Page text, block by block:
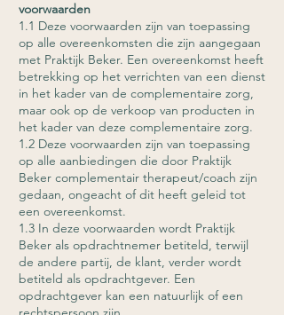
voorwaarden
1.1 Deze voorwaarden zijn van toepassing
op alle overeenkomsten die zijn aangegaan
met Praktijk Beker. Een overeenkomst heeft
betrekking op het verrichten van een dienst
in het kader van de complementaire zorg,
maar ook op de verkoop van producten in
het kader van deze complementaire zorg.
1.2 Deze voorwaarden zijn van toepassing
op alle aanbiedingen die door Praktijk
Beker complementair therapeut/coach zijn
gedaan, ongeacht of dit heeft geleid tot
een overeenkomst.
1.3 In deze voorwaarden wordt Praktijk
Beker als opdrachtnemer betiteld, terwijl
de andere partij, de klant, verder wordt
betiteld als opdrachtgever. Een
opdrachtgever kan een natuurlijk of een